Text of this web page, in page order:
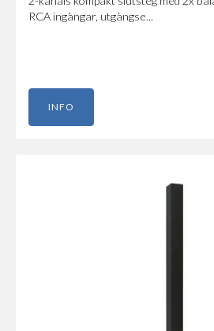
RCA ingångar, utgångse...
INFO